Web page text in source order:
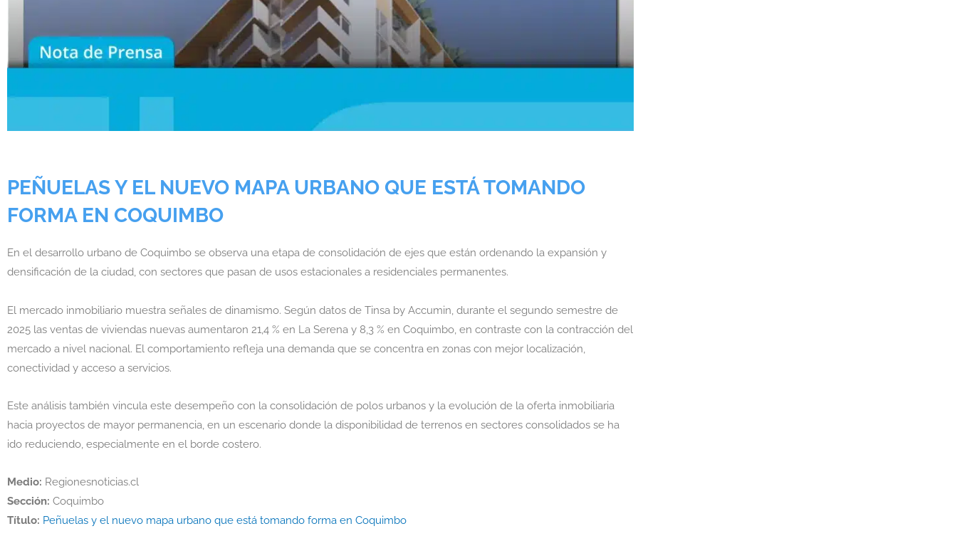
PEÑUELAS Y EL NUEVO MAPA URBANO QUE ESTÁ TOMANDO
FORMA EN COQUIMBO
En el desarrollo urbano de Coquimbo se observa una etapa de consolidación de ejes que están ordenando la expansión y
densificación de la ciudad, con sectores que pasan de usos estacionales a residenciales permanentes.
El mercado inmobiliario muestra señales de dinamismo. Según datos de Tinsa by Accumin, durante el segundo semestre de
2025 las ventas de viviendas nuevas aumentaron 21,4 % en La Serena y 8,3 % en Coquimbo, en contraste con la contracción del
mercado a nivel nacional. El comportamiento refleja una demanda que se concentra en zonas con mejor localización,
conectividad y acceso a servicios.
Este análisis también vincula este desempeño con la consolidación de polos urbanos y la evolución de la oferta inmobiliaria
hacia proyectos de mayor permanencia, en un escenario donde la disponibilidad de terrenos en sectores consolidados se ha
ido reduciendo, especialmente en el borde costero.
Medio: Regionesnoticias.cl
Sección: Coquimbo
Título: Peñuelas y el nuevo mapa urbano que está tomando forma en Coquimbo